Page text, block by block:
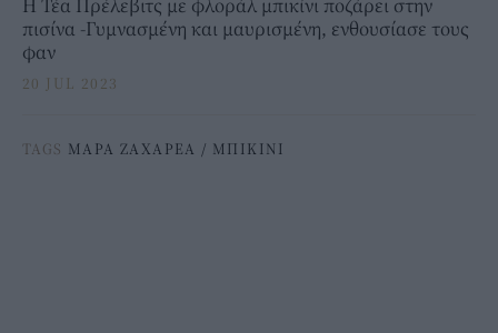
πισίνα -Γυμνασμένη και μαυρισμένη, ενθουσίασε τους
φαν
20 JUL 2023
TAGS ΜΑΡΑ ΖΑΧΑΡΕΑ / ΜΠΙΚΙΝΙ